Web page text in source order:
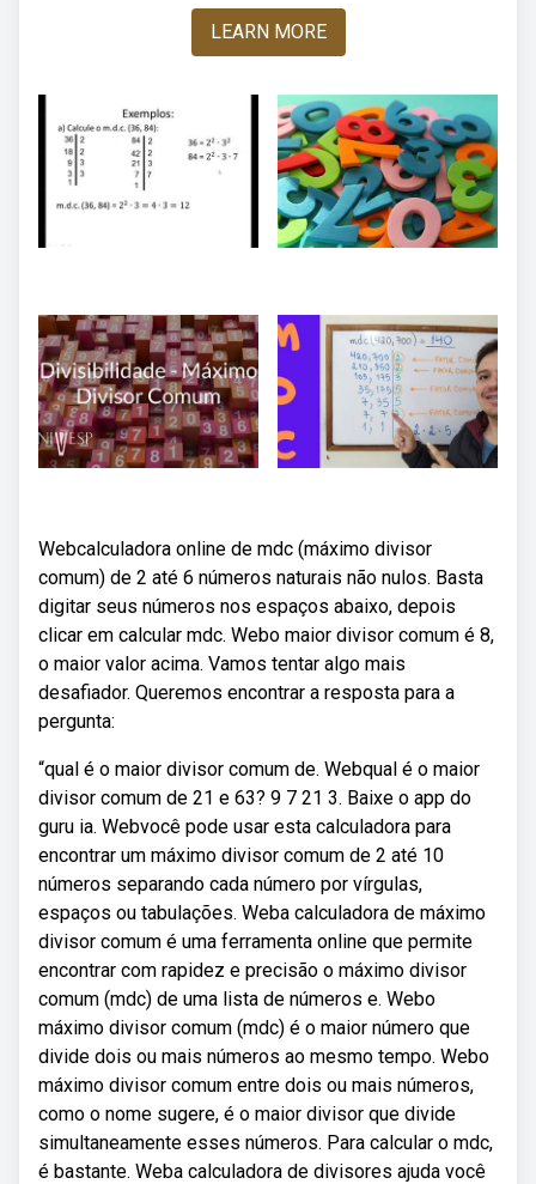
LEARN MORE
Webcalculadora online de mdc (máximo divisor
comum) de 2 até 6 números naturais não nulos. Basta
digitar seus números nos espaços abaixo, depois
clicar em calcular mdc. Webo maior divisor comum é 8,
o maior valor acima. Vamos tentar algo mais
desafiador. Queremos encontrar a resposta para a
pergunta:
“qual é o maior divisor comum de. Webqual é o maior
divisor comum de 21 e 63? 9 7 21 3. Baixe o app do
guru ia. Webvocê pode usar esta calculadora para
encontrar um máximo divisor comum de 2 até 10
números separando cada número por vírgulas,
espaços ou tabulações. Weba calculadora de máximo
divisor comum é uma ferramenta online que permite
encontrar com rapidez e precisão o máximo divisor
comum (mdc) de uma lista de números e. Webo
máximo divisor comum (mdc) é o maior número que
divide dois ou mais números ao mesmo tempo. Webo
máximo divisor comum entre dois ou mais números,
como o nome sugere, é o maior divisor que divide
simultaneamente esses números. Para calcular o mdc,
é bastante. Weba calculadora de divisores ajuda você